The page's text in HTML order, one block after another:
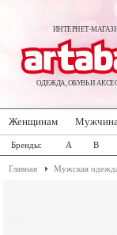
ИНТЕРНЕТ-
ОДЕЖДА, ОБУВЬ И
Женщинам
Бренды: A B
Главная Мужская